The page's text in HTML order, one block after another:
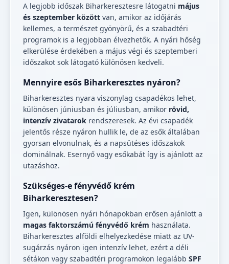
A legjobb időszak Biharkeresztesre látogatni május
és szeptember között van, amikor az időjárás
kellemes, a természet gyönyörű, és a szabadtéri
programok is a legjobban élvezhetők. A nyári hőség
elkerülése érdekében a május végi és szeptemberi
időszakot sok látogató különösen kedveli.
Mennyire esős Biharkeresztes nyáron?
Biharkeresztes nyara viszonylag csapadékos lehet,
különösen júniusban és júliusban, amikor rövid,
intenzív zivatarok rendszeresek. Az évi csapadék
jelentős része nyáron hullik le, de az esők általában
gyorsan elvonulnak, és a napsütéses időszakok
dominálnak. Esernyő vagy esőkabát így is ajánlott az
utazáshoz.
Szükséges-e fényvédő krém
Biharkeresztesen?
Igen, különösen nyári hónapokban erősen ajánlott a
magas faktorszámú fényvédő krém használata.
Biharkeresztes alföldi elhelyezkedése miatt az UV-
sugárzás nyáron igen intenzív lehet, ezért a déli
sétákon vagy szabadtéri programokon legalább SPF